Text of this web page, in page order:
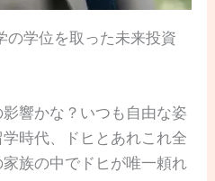
の学位を取った未来投資
響かな？いつも自由な姿
時代、ドヒとあれこれ全
族の中でドヒが唯一頼れ